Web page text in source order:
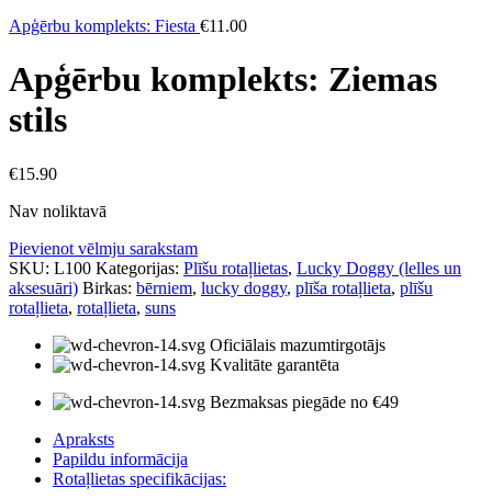
Apģērbu komplekts: Fiesta €11.00
Apģērbu komplekts: Ziemas
stils
€15.90
Nav noliktavā
Pievienot vēlmju sarakstam
SKU: L100 Kategorijas: Plīšu rotaļlietas, Lucky Doggy (lelles un
aksesuāri) Birkas: bērniem, lucky doggy, plīša rotaļlieta, plīšu
rotaļlieta, rotaļlieta, suns
Oficiālais mazumtirgotājs
Kvalitāte garantēta
Bezmaksas piegāde no €49
Apraksts
Papildu informācija
Rotaļlietas specifikācijas: